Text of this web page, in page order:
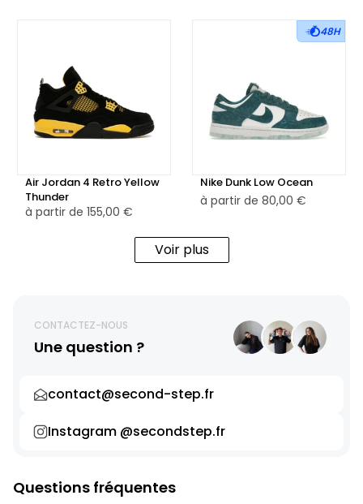
Air Jordan 4 Retro Yellow
Thunder
à partir de 155,00 €
48H
Nike Dunk Low Ocean
à partir de 80,00 €
Voir plus
CONTACTEZ-NOUS
Une question ?
contact@second-step.fr
Instagram @secondstep.fr
Questions fréquentes